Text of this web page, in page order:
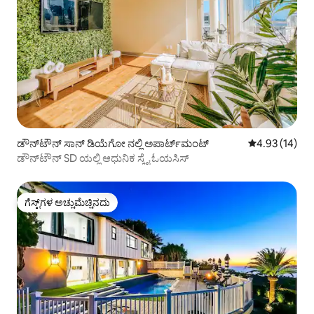
ಡೌನ್‌ಟೌನ್ ಸಾನ್ ಡಿಯೆಗೋ ನಲ್ಲಿ ಅಪಾರ್ಟ್‌ಮಂಟ್ 5 ರಲ್ಲಿ 4.93
4.93 (14)
ಡೌನ್‌ಟೌನ್ SD ಯಲ್ಲಿ ಆಧುನಿಕ ಸ್ಕೈ ಓಯಸಿಸ್
ಗೆಸ್ಟ್‌ಗಳ ಅಚ್ಚುಮೆಚ್ಚಿನದು
ಗೆಸ್ಟ್‌ಗಳ ಅಚ್ಚುಮೆಚ್ಚಿನದು